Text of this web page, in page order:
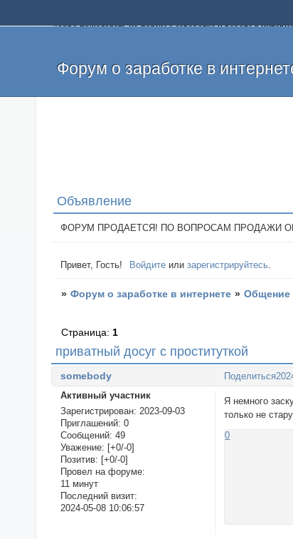
Добро пожаловать на форум о заработке и работе в
и оставлять свои отзывы. Если вы знаете, что
легкие деньги без вложений и регистрации уже сегодня.
Форум о заработке в
Объявление
ФОРУМ ПРОДАЕТСЯ! ПО ВОПРОСАМ ПРОДАЖИ
Привет, Гость! Войдите илизарегистрируйтесь.
» Форум о заработке в интернете » Общение
приватный досуг с проституткой
Страница: 1
Поделиться
somebody
Активный участник
Зарегистрирован: 2023-09-03
Приглашений: 0
Сообщений: 49
Уважение: [+0/-0]
Позитив: [+0/-0]
Провел на форуме:
11 минут
Последний визит:
2024-05-08 10:06:57
Я немного
только не
0